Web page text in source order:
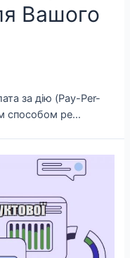
Вашого
за дію (Pay-Per-
способом ре…